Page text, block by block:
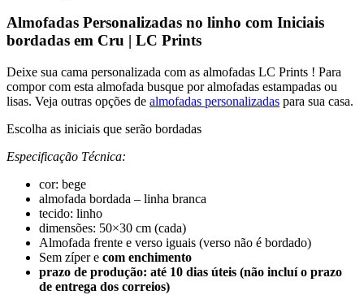
Almofadas Personalizadas no linho com Iniciais
bordadas em Cru | LC Prints
Deixe sua cama personalizada com as almofadas LC Prints ! Para
compor com esta almofada busque por almofadas estampadas ou
lisas. Veja outras opções de almofadas personalizadas para sua casa.
Escolha as iniciais que serão bordadas
Especificação Técnica:
cor: bege
almofada bordada – linha branca
tecido: linho
dimensões: 50×30 cm (cada)
Almofada frente e verso iguais (verso não é bordado)
Sem zíper e com enchimento
prazo de produção: até 10 dias úteis (não incluí o prazo
de entrega dos correios)